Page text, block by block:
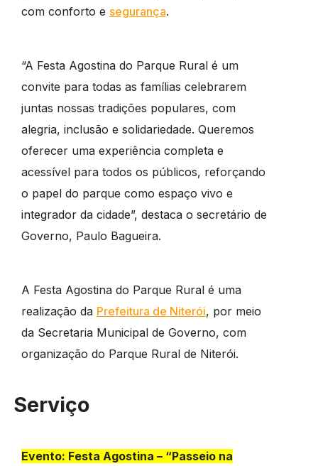
com conforto e segurança.
“A Festa Agostina do Parque Rural é um
convite para todas as famílias celebrarem
juntas nossas tradições populares, com
alegria, inclusão e solidariedade. Queremos
oferecer uma experiência completa e
acessível para todos os públicos, reforçando
o papel do parque como espaço vivo e
integrador da cidade”, destaca o secretário de
Governo, Paulo Bagueira.
A Festa Agostina do Parque Rural é uma
realização da Prefeitura de Niterói, por meio
da Secretaria Municipal de Governo, com
organização do Parque Rural de Niterói.
Serviço
Evento: Festa Agostina – “Passeio na